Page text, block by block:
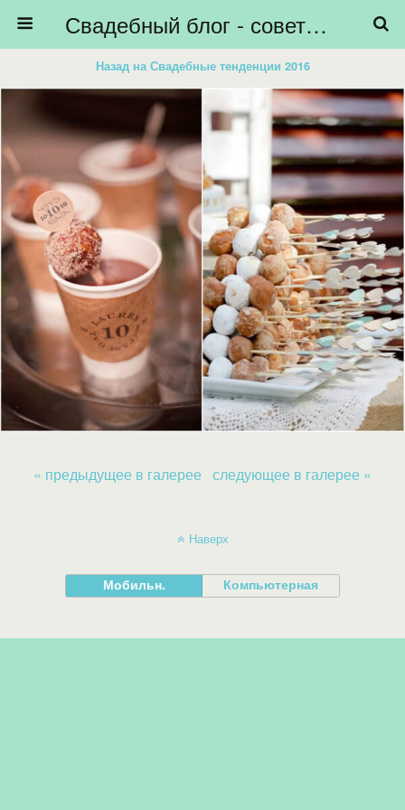
Свадебный блог - советы невестам, подготовка к свадьбе - HiBride
Назад на Свадебные тенденции 2016
« предыдущее в галерее следующее в галерее »
Наверх
Мобильн. Компьютерная